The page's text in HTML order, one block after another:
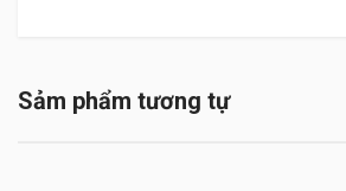
Sảm phẩm tương tự